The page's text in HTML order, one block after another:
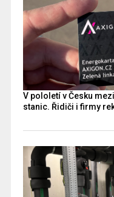
V pololetí v Česku
stanic. Řidiči i firmy